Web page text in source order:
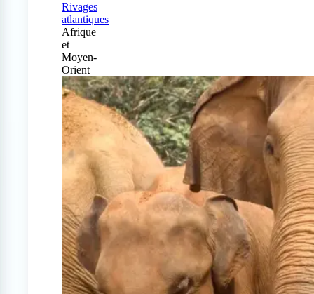
Rivages
atlantiques
Afrique
et
Moyen-
Orient